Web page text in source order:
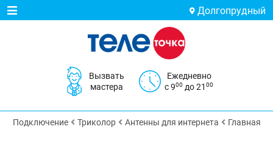
Долгопрудный
Вызвать
мастера
Ежедневно
с 900 до 2100
Подключение Триколор Антенны для интернета Главная